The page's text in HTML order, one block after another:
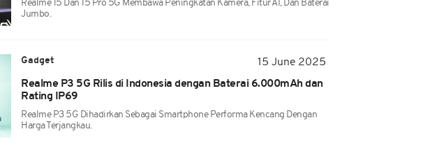
Realme 15 Dan 15 Pro 5G Membawa Peningkatan Kamera, Fitur AI, Dan Baterai
Jumbo.
Gadget
15 June 2025
Realme P3 5G Rilis di Indonesia dengan Baterai 6.000mAh dan
Rating IP69
Realme P3 5G Dihadirkan Sebagai Smartphone Performa Kencang Dengan
Harga Terjangkau.